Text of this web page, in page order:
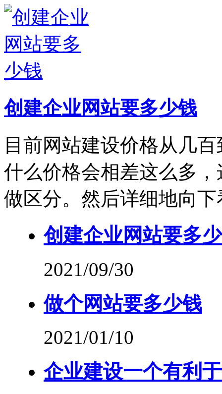
创建企业网站要多少钱
目前网站建设价格从几
什么价格会相差这么多
做区分。然后详细地向下
创建企业网站要多
2021/09/30
做个网站要多少钱
2021/01/10
企业建设一个有利